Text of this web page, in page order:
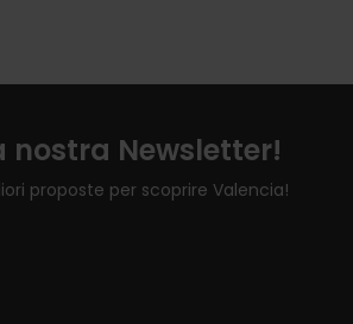
nostra Newsletter!
proposte per scoprire Valencia!